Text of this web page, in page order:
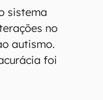
sistema
no
autismo.
foi